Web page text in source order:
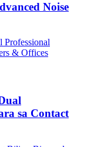
Noise
sa Contact